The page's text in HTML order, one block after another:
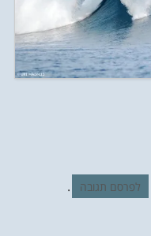
לפרסם תגובה .